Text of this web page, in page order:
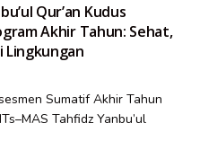
Qur’an Kudus
Akhir Tahun: Sehat,
Lingkungan
Sumatif Akhir Tahun
Tahfidz Yanbu’ul